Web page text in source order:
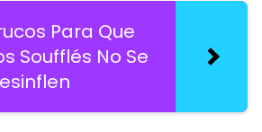
Para Que
Soufflés No Se